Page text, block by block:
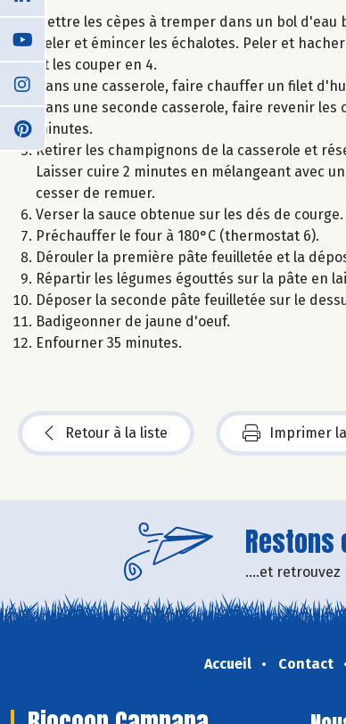
Mettre les cèpes à tremper dans un bol d'eau
Peler et émincer les échalotes. Peler et
et les couper en 4.
Dans une casserole, faire chauffer un filet
Dans une seconde casserole, faire revenir les
minutes.
Retirer les champignons de la casserole et
Laisser cuire 2 minutes en mélangeant avec
cesser de remuer.
Verser la sauce obtenue sur les dés de
Préchauffer le four à 180°C (thermostat 6).
Dérouler la première pâte feuilletée et la
Répartir les légumes égouttés sur la pâte en
Déposer la seconde pâte feuilletée sur le
Badigeonner de jaune d'oeuf.
Enfourner 35 minutes.
Retour à la liste Imprimer
....et
Accueil Contact